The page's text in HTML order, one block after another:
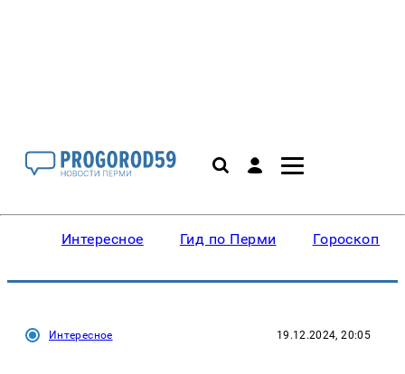
Интересное Гид по Перми Гороскопы
Интересное 19.12.2024, 20:05